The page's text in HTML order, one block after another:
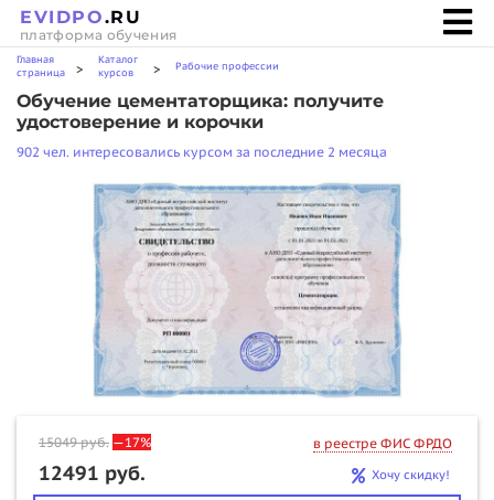
EVIDPO.RU
платформа обучения
Главная
страница
>
Каталог
курсов
> Рабочие профессии
Обучение цементаторщика: получите
удостоверение и корочки
902 чел. интересовались курсом за последние 2 месяца
15049руб. —17% в реестре ФИС ФРДО
12491 руб. Хочу скидку!